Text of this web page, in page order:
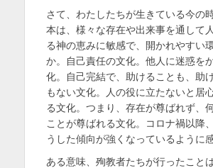
さて、わたしたちが生きている今の
本は、様々な存在や出来事を通して
る神の恵みに敏感で、開かれやすい
か。自己責任の文化。他人に迷惑を
化。自己完結で、助けることも、助
もない文化。人の役に立たないと居
る文化。つまり、存在が尊ばれず、
ことが尊ばれる文化。コロナ禍以降
うした傾向が強くなっているように
ある意味、殉教者たちが行ったこと